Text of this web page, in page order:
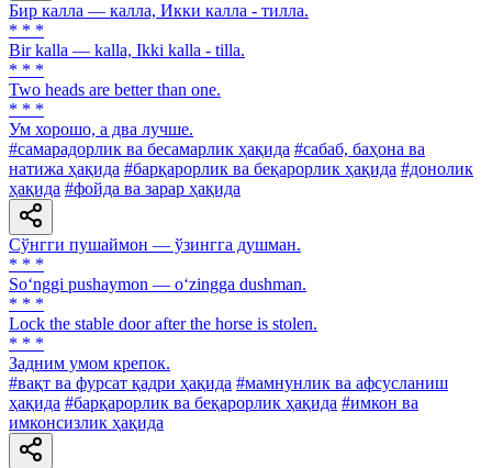
Бир калла — калла, Икки калла - тилла.
* * *
Bir kalla — kalla, Ikki kalla - tilla.
* * *
Two heads are better than one.
* * *
Ум хорошо, а два лучше.
#самарадорлик ва бесамарлик ҳақида #сабаб, баҳона ва
натижа ҳақида #барқарорлик ва беқарорлик ҳақида #донолик
ҳақида #фойда ва зарар ҳақида
Сўнгги пушаймон — ўзингга душман.
* * *
So‘nggi pushaymon — o‘zingga dushman.
* * *
Lock the stable door after the horse is stolen.
* * *
Задним умом крепок.
#вақт ва фурсат қадри ҳақида #мамнунлик ва афсусланиш
ҳақида #барқарорлик ва беқарорлик ҳақида #имкон ва
имконсизлик ҳақида